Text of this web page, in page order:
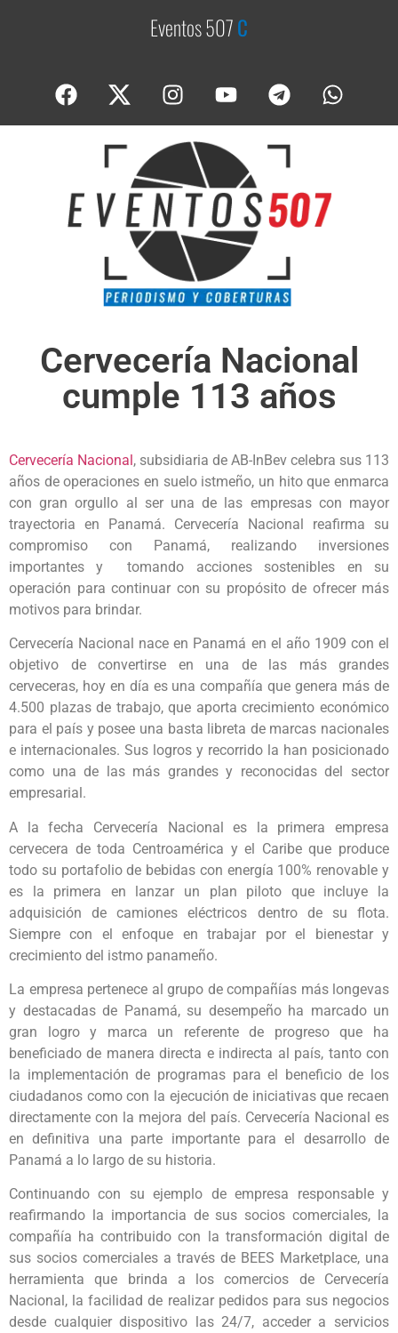
Eventos 507Cob
Cervecería Nacional
cumple 113 años
Cervecería Nacional, subsidiaria de AB-InBev celebra sus 113
años de operaciones en suelo istmeño, un hito que enmarca
con gran orgullo al ser una de las empresas con mayor
trayectoria en Panamá. Cervecería Nacional reafirma su
compromiso con Panamá, realizando inversiones
importantes y tomando acciones sostenibles en su
operación para continuar con su propósito de ofrecer más
motivos para brindar.
Cervecería Nacional nace en Panamá en el año 1909 con el
objetivo de convertirse en una de las más grandes
cerveceras, hoy en día es una compañía que genera más de
4.500 plazas de trabajo, que aporta crecimiento económico
para el país y posee una basta libreta de marcas nacionales
e internacionales. Sus logros y recorrido la han posicionado
como una de las más grandes y reconocidas del sector
empresarial.
A la fecha Cervecería Nacional es la primera empresa
cervecera de toda Centroamérica y el Caribe que produce
todo su portafolio de bebidas con energía 100% renovable y
es la primera en lanzar un plan piloto que incluye la
adquisición de camiones eléctricos dentro de su flota.
Siempre con el enfoque en trabajar por el bienestar y
crecimiento del istmo panameño.
La empresa pertenece al grupo de compañías más longevas
y destacadas de Panamá, su desempeño ha marcado un
gran logro y marca un referente de progreso que ha
beneficiado de manera directa e indirecta al país, tanto con
la implementación de programas para el beneficio de los
ciudadanos como con la ejecución de iniciativas que recaen
directamente con la mejora del país. Cervecería Nacional es
en definitiva una parte importante para el desarrollo de
Panamá a lo largo de su historia.
Continuando con su ejemplo de empresa responsable y
reafirmando la importancia de sus socios comerciales, la
compañía ha contribuido con la transformación digital de
sus socios comerciales a través de BEES Marketplace, una
herramienta que brinda a los comercios de Cervecería
Nacional, la facilidad de realizar pedidos para sus negocios
desde cualquier dispositivo las 24/7, acceder a servicios